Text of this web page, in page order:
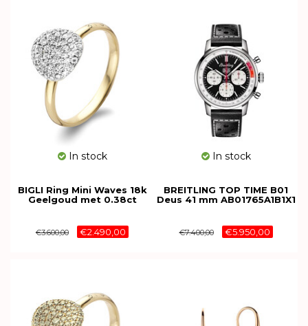
In stock
BIGLI Ring Mini Waves 18k
Geelgoud met 0.38ct
€3.600,00 €2.490,00
In stock
BREITLING TOP TIME B01
Deus 41 mm AB01765A1B1X1
€7.400,00 €5.950,00